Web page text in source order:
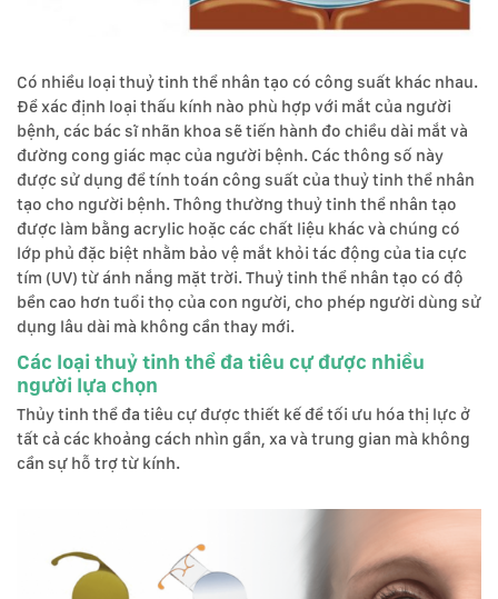
Có nhiều loại thuỷ tinh thể nhân tạo có công suất khác nhau.
Để xác định loại thấu kính nào phù hợp với mắt của người
bệnh, các bác sĩ nhãn khoa sẽ tiến hành đo chiều dài mắt và
đường cong giác mạc của người bệnh. Các thông số này
được sử dụng để tính toán công suất của thuỷ tinh thể nhân
tạo cho người bệnh. Thông thường thuỷ tinh thể nhân tạo
được làm bằng acrylic hoặc các chất liệu khác và chúng có
lớp phủ đặc biệt nhằm bảo vệ mắt khỏi tác động của tia cực
tím (UV) từ ánh nắng mặt trời. Thuỷ tinh thể nhân tạo có độ
bền cao hơn tuổi thọ của con người, cho phép người dùng sử
dụng lâu dài mà không cần thay mới.
Các loại thuỷ tinh thể đa tiêu cự được nhiều
người lựa chọn
Thủy tinh thể đa tiêu cự được thiết kế để tối ưu hóa thị lực ở
tất cả các khoảng cách nhìn gần, xa và trung gian mà không
cần sự hỗ trợ từ kính.